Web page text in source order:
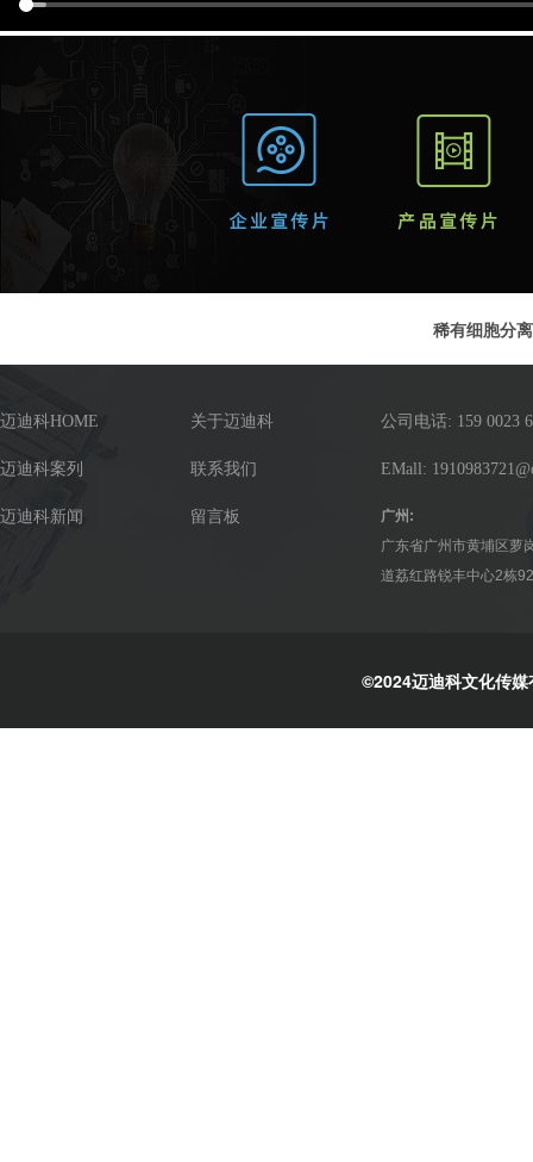
稀有细胞分
迈迪科HOME
迈迪科案列
迈迪科新闻
关于迈迪科
联系我们
留言板
公司电话: 159 0023
EMall:
广州:
广东省广州市黄埔区萝
道荔红路锐丰中心2栋
©2024迈迪科文化传